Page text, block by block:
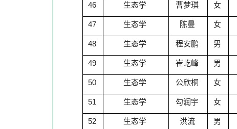
46 生态学 曹梦琪 女
47 生态学 陈曼 女
48 生态学 程安鹏 男
49 生态学 崔屹峰 男
50 生态学 公欣桐 女
51 生态学 勾润宇 女
52 生态学 洪流 男